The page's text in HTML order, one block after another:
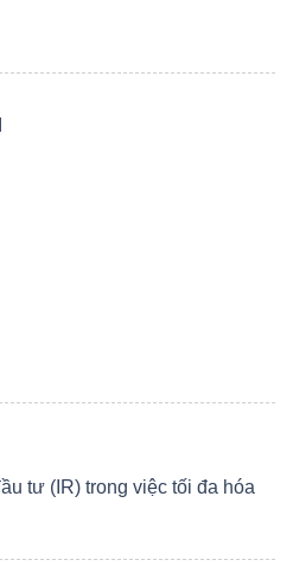
tư (IR) trong việc tối đa hóa